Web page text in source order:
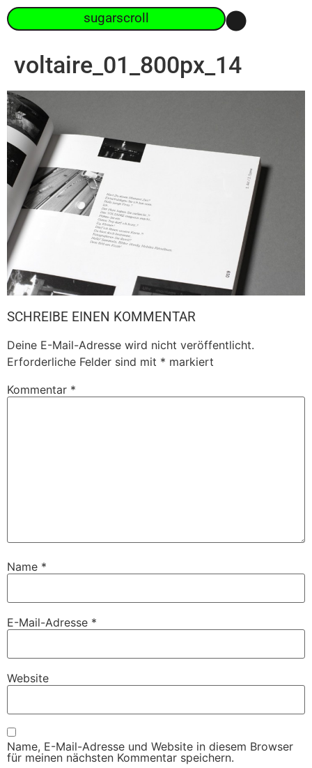
sugarscroll
voltaire_01_800px_14
SCHREIBE EINEN KOMMENTAR
Deine E-Mail-Adresse wird nicht veröffentlicht.
Erforderliche Felder sind mit * markiert
Kommentar *
Name *
E-Mail-Adresse *
Website
Name, E-Mail-Adresse und Website in diesem Browser
für meinen nächsten Kommentar speichern.